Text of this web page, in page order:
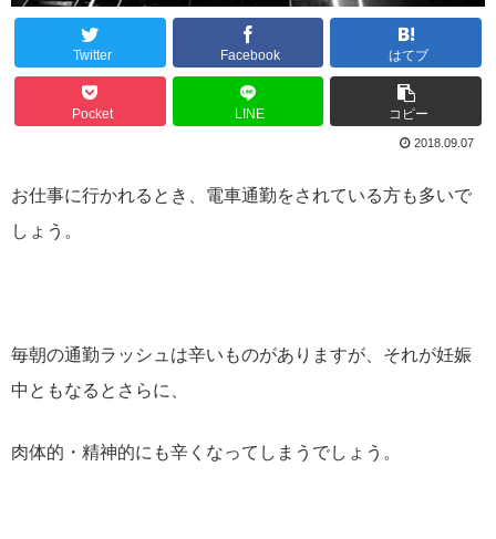
Twitter Facebook はてブ
Pocket LINE コピー
2018.09.07
お仕事に行かれるとき、電車通勤をされている方も多いで
しょう。
毎朝の通勤ラッシュは辛いものがありますが、それが妊娠
中ともなるとさらに、
肉体的・精神的にも辛くなってしまうでしょう。